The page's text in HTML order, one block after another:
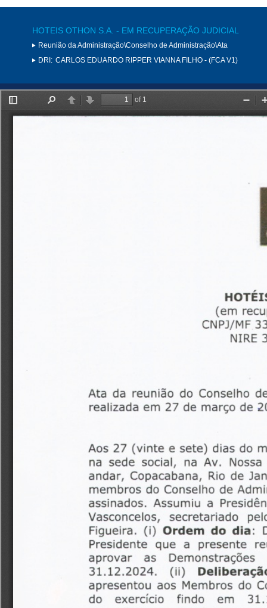
HOTEIS OTHON S.A. - EM RECUPERAÇÃO JUDICIAL
Reunião da Administração\Conselho de Administração\Ata
DRI: CARLOS EDUARDO RIPPER VIANNA FILHO - (FCA V1)